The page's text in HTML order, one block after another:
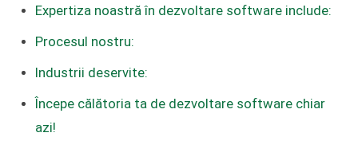
Expertiza noastră în dezvoltare software include:
Procesul nostru:
Industrii deservite:
Începe călătoria ta de dezvoltare software chiar
azi!